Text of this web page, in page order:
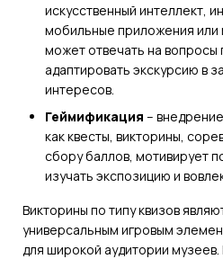
искусственный интеллект,
мобильные приложения или
может отвечать на вопросы
адаптировать экскурсию в
интересов.
Геймификация –
как квесты, викторины,
сбору баллов, мотивирует
изучать экспозицию и
Викторины по типу квизов
универсальным игровым
для широкой аудитории